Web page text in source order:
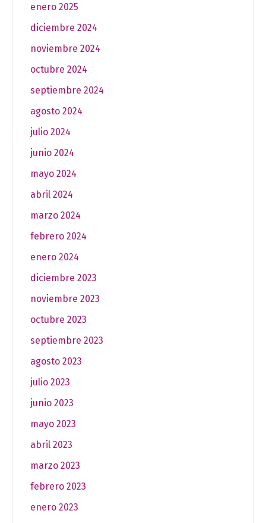
enero 2025
diciembre 2024
noviembre 2024
octubre 2024
septiembre 2024
agosto 2024
julio 2024
junio 2024
mayo 2024
abril 2024
marzo 2024
febrero 2024
enero 2024
diciembre 2023
noviembre 2023
octubre 2023
septiembre 2023
agosto 2023
julio 2023
junio 2023
mayo 2023
abril 2023
marzo 2023
febrero 2023
enero 2023